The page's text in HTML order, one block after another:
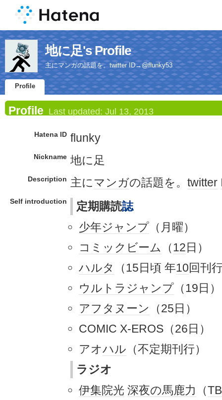
地に足's Profile
主にマンガの話題を。twitter ID→@flunky53
Profile
Profile Last updated: Jul 13, 2013
Hatena ID flunky
Nickname 地に足
Description 主にマンガの話題を。 twitter
Self introduction 定期購読誌
少年ジャンプ （月曜）
コミックビーム
（12 日）
ハルタ
（15日頃 年10回刊
ウルトラジャンプ （19日）
アフタヌーン
（25日）
COMIC X-EROS（26日）
アオハル （不定期刊行）
ラジオ
伊集院光 深夜の馬鹿力 （